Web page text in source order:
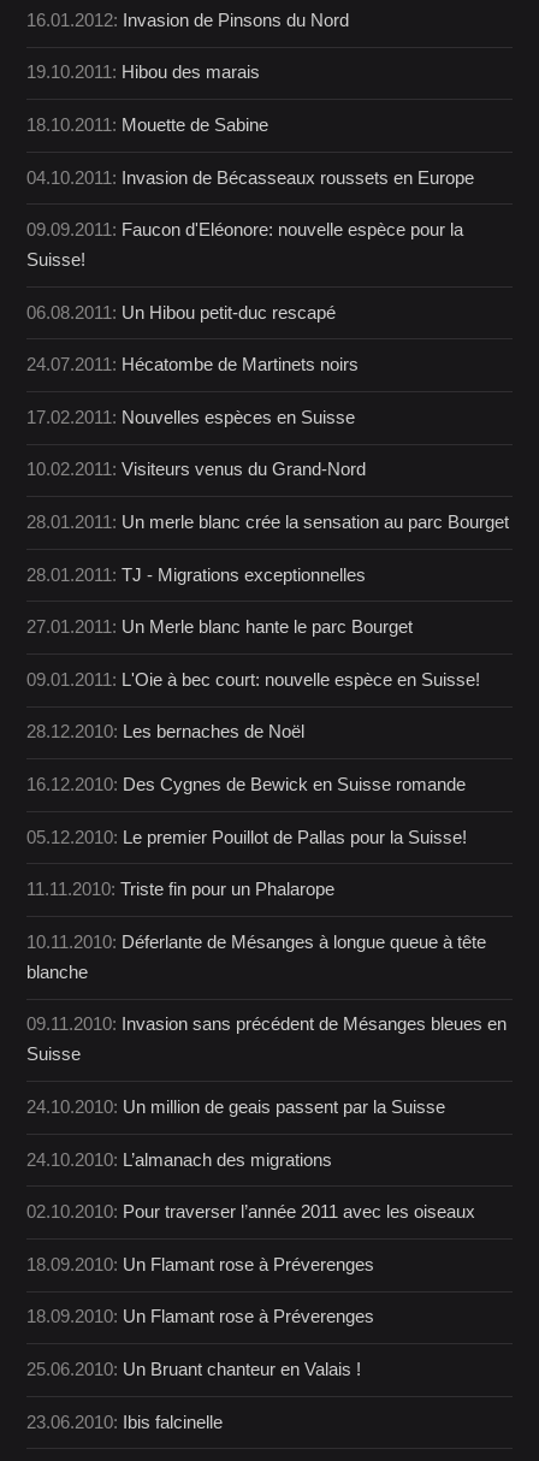
16.01.2012: Invasion de Pinsons du Nord
19.10.2011: Hibou des marais
18.10.2011: Mouette de Sabine
04.10.2011: Invasion de Bécasseaux roussets en Europe
09.09.2011: Faucon d'Eléonore: nouvelle espèce pour la
Suisse!
06.08.2011: Un Hibou petit-duc rescapé
24.07.2011: Hécatombe de Martinets noirs
17.02.2011: Nouvelles espèces en Suisse
10.02.2011:Visiteurs venus du Grand-Nord
28.01.2011: Un merle blanc crée la sensation au parc Bourget
28.01.2011:TJ - Migrations exceptionnelles
27.01.2011: Un Merle blanc hante le parc Bourget
09.01.2011: L'Oie à bec court: nouvelle espèce en Suisse!
28.12.2010: Les bernaches de Noël
16.12.2010: Des Cygnes de Bewick en Suisse romande
05.12.2010: Le premier Pouillot de Pallas pour la Suisse!
11.11.2010:Triste fin pour un Phalarope
10.11.2010: Déferlante de Mésanges à longue queue à tête
blanche
09.11.2010:
Invasion sans précédent de Mésanges bleues en
Suisse
24.10.2010: Un million de geais passent par la Suisse
24.10.2010: L’almanach des migrations
02.10.2010: Pour traverser l’année 2011 avec les oiseaux
18.09.2010: Un Flamant rose à Préverenges
18.09.2010: Un Flamant rose à Préverenges
25.06.2010: Un Bruant chanteur en Valais !
23.06.2010: Ibis falcinelle